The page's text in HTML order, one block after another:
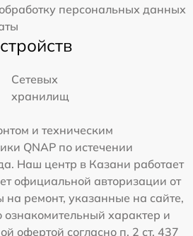
персональных данных
Сетевых
хранилищ
и техническим
QNAP по истечении
Наш центр в Казани работает
официальной авторизации от
на ремонт, указанные на сайте,
ознакомительный характер и
офертой согласно п. 2 ст. 437